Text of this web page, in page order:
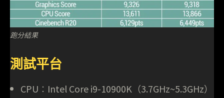
跑分結果
測試平台
CPU︰Intel Core i9-10900K（3.7GHz~5.3GHz）